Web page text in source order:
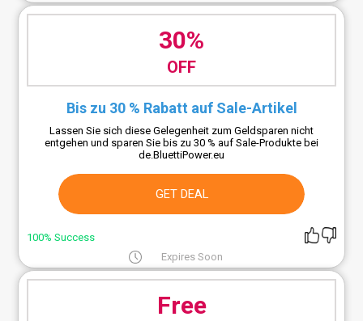
30%
OFF
Bis zu 30 % Rabatt auf Sale-Artikel
Lassen Sie sich diese Gelegenheit zum Geldsparen nicht
entgehen und sparen Sie bis zu 30 % auf Sale-Produkte bei
de.BluettiPower.eu
GET DEAL
100% Success
Expires Soon
Free